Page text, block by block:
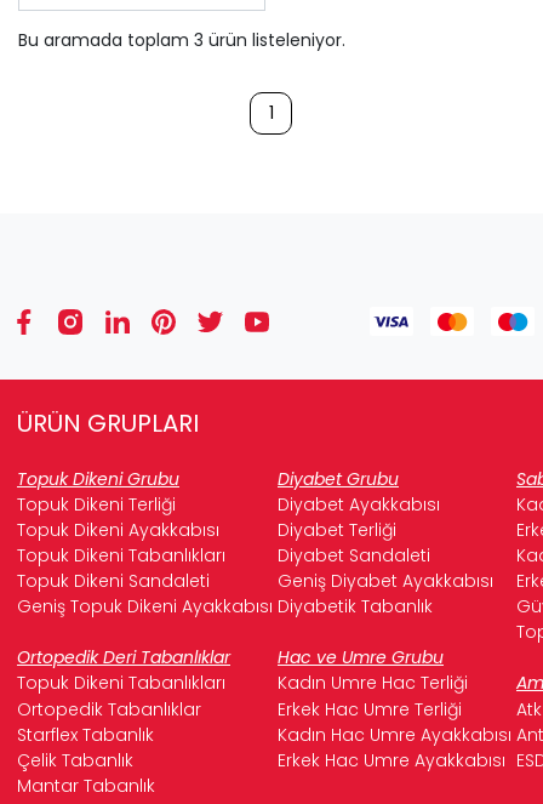
Bu aramada toplam 3 ürün listeleniyor.
1
ÜRÜN GRUPLARI
Topuk Dikeni Grubu Diyabet Grubu
Topuk Dikeni Terliği
Diyabet Ayakkabısı
Topuk Dikeni Ayakkabısı
Diyabet Terliği
Topuk Dikeni Tabanlıkları
Diyabet Sandaleti
Topuk Dikeni Sandaleti
Geniş Diyabet Ayakkabısı
Geniş Topuk Dikeni Ayakkabısı Diyabetik Tabanlık
Ortopedik Deri Tabanlıklar
Hac ve Umre Grubu
Topuk Dikeni Tabanlıkları
Kadın Umre Hac Terliği
Ortopedik Tabanlıklar
Erkek Hac Umre Terliği
Starflex Tabanlık
Kadın Hac Umre Ayakkabısı
Çelik Tabanlık
Erkek Hac Umre Ayakkabısı
Mantar Tabanlık